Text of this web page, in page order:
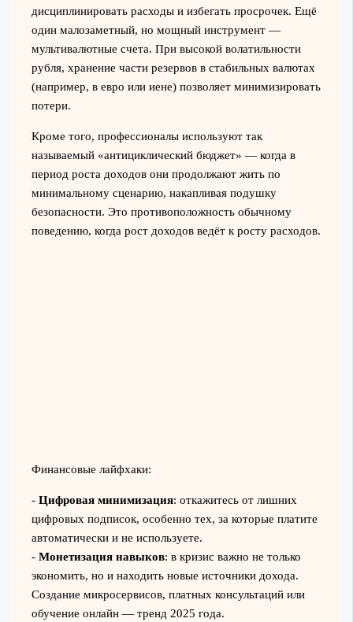
дисциплинировать расходы и избегать просрочек. Ещё
один малозаметный, но мощный инструмент —
мультивалютные счета. При высокой волатильности
рубля, хранение части резервов в стабильных валютах
(например, в евро или иене) позволяет минимизировать
потери.
Кроме того, профессионалы используют так
называемый «антициклический бюджет» — когда в
период роста доходов они продолжают жить по
минимальному сценарию, накапливая подушку
безопасности. Это противоположность обычному
поведению, когда рост доходов ведёт к росту расходов.
Финансовые лайфхаки:
- Цифровая минимизация: откажитесь от лишних
цифровых подписок, особенно тех, за которые платите
автоматически и не используете.
- Монетизация навыков: в кризис важно не только
экономить, но и находить новые источники дохода.
Создание микросервисов, платных консультаций или
обучение онлайн — тренд 2025 года.